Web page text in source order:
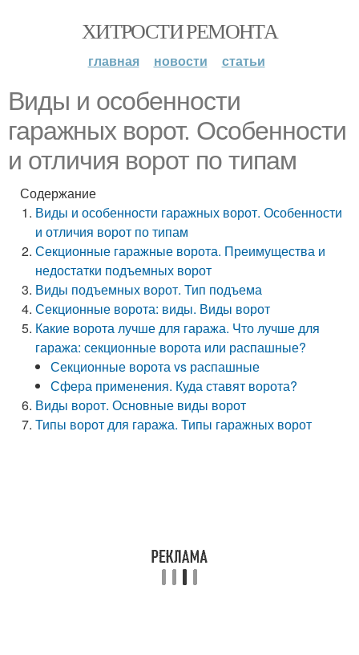
ХИТРОСТИ РЕМОНТА
главная новости статьи
Виды и особенности
гаражных ворот. Особенности
и отличия ворот по типам
Содержание
Виды и особенности гаражных ворот. Особенности
и отличия ворот по типам
Секционные гаражные ворота. Преимущества и
недостатки подъемных ворот
Виды подъемных ворот. Тип подъема
Секционные ворота: виды. Виды ворот
Какие ворота лучше для гаража. Что лучше для
гаража: секционные ворота или распашные?
Секционные ворота vs распашные
Сфера применения. Куда ставят ворота?
Виды ворот. Основные виды ворот
Типы ворот для гаража. Типы гаражных ворот